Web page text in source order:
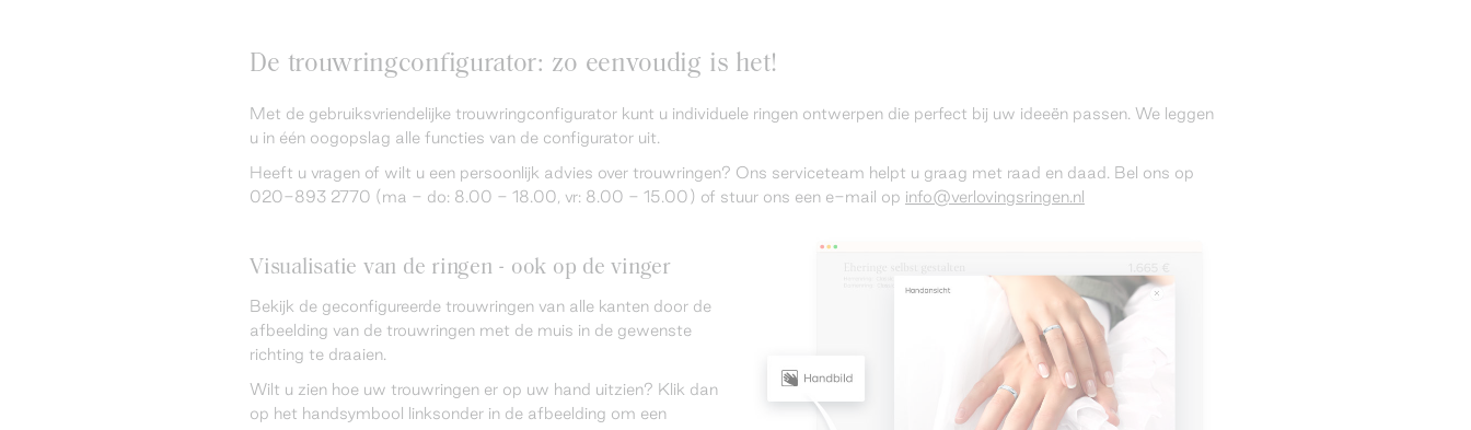
De trouwringconfigurator: zo eenvoudig is het!
Met de gebruiksvriendelijke trouwringconfigurator kunt u individuele ringen ontwerpen die perfect bij uw ideeën passen. We leggen
u in één oogopslag alle functies van de configurator uit.
Heeft u vragen of wilt u een persoonlijk advies over trouwringen? Ons serviceteam helpt u graag met raad en daad. Bel ons op
020-893 2770 (ma - do: 8.00 - 18.00, vr: 8.00 - 15.00) of stuur ons een e-mail op info@verlovingsringen.nl
Visualisatie van de ringen - ook op de vinger
Bekijk de geconfigureerde trouwringen van alle kanten door de
afbeelding van de trouwringen met de muis in de gewenste
richting te draaien.
Wilt u zien hoe uw trouwringen er op uw hand uitzien? Klik dan
op het handsymbool linksonder in de afbeelding om een